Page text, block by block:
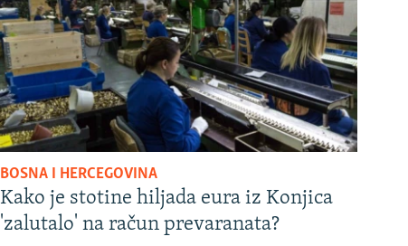
BOSNA I HERCEGOVINA
Kako je stotine hiljada eura iz Konjica
'zalutalo' na račun prevaranata?